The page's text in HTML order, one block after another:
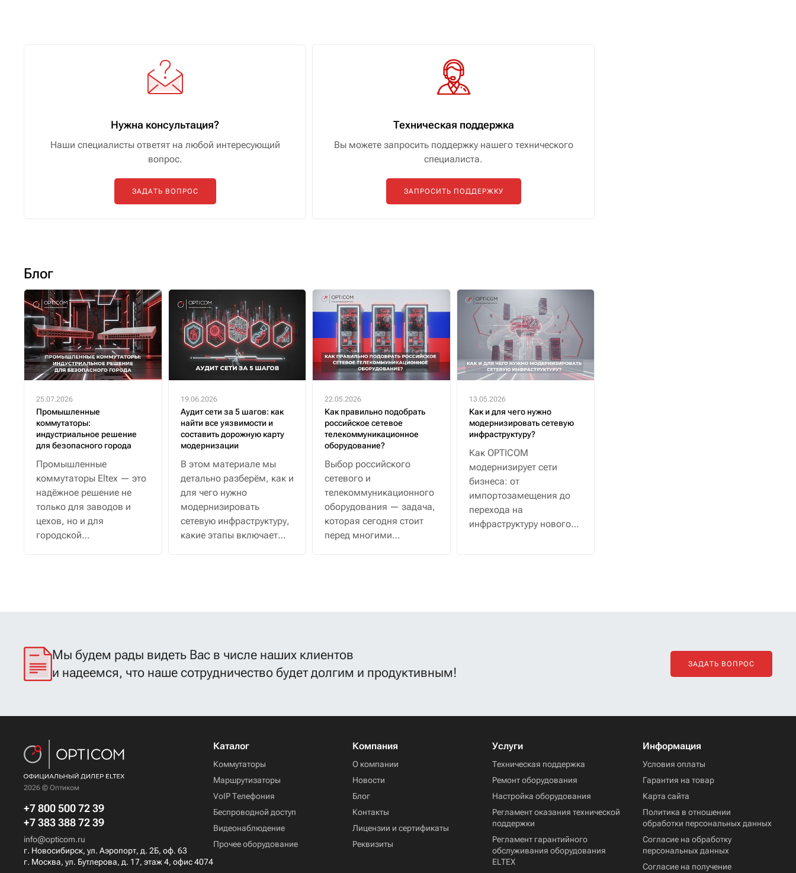
Нужна консультация?
Наши специалисты ответят на любой интересующий
вопрос.
ЗАДАТЬ ВОПРОС
Техническая поддержка
Вы можете запросить поддержку нашего технического
специалиста.
ЗАПРОСИТЬ ПОДДЕРЖКУ
Блог
25.07.2026
Промышленные
коммутаторы:
индустриальное решение
для безопасного города
Промышленные
коммутаторы Eltex — это
надёжное решение не
только для заводов и
цехов, но и для
городской
обслуживание.
19.06.2026
Аудит сети за 5 шагов: как
найти все уязвимости и
составить дорожную карту
модернизации
В этом материале мы
детально разберём, как и
для чего нужно
модернизировать
сетевую инфраструктуру,
какие этапы включает
22.05.2026
Как правильно подобрать
российское сетевое
телекоммуникационное
оборудование?
Выбор российского
сетевого и
телекоммуникационного
оборудования — задача,
которая сегодня стоит
перед многими
13.05.2026
Как и для чего нужно
модернизировать сетевую
инфраструктуру?
Как OPTICOM
модернизирует сети
бизнеса: от
импортозамещения до
перехода на
инфраструктуру нового
Мы будем рады видеть Вас в числе наших клиентов
и надеемся, что наше сотрудничество будет долгим и продуктивным!
ЗАДАТЬ ВОПРОС
2026 © Оптиком
+7 800 500 72 39
+7 383 388 72 39
info@opticom.ru
г. Новосибирск, ул. Аэропорт, д. 2Б, оф. 63
г. Москва, ул. Бутлерова, д. 17, этаж 4, офис 4074
Каталог
Коммутаторы
Маршрутизаторы
VoIP Телефония
Беспроводной доступ
Видеонаблюдение
Прочее оборудование
Компания
О компании
Новости
Блог
Контакты
Лицензии и сертификаты
Реквизиты
Услуги
Техническая поддержка
Ремонт оборудования
Настройка оборудования
Регламент оказания технической
поддержки
Регламент гарантийного
обслуживания оборудования
ELTEX
Информация
Условия оплаты
Гарантия на товар
Карта сайта
Политика в отношении
обработки персональных данных
Согласие на обработку
персональных данных
Согласие на получение